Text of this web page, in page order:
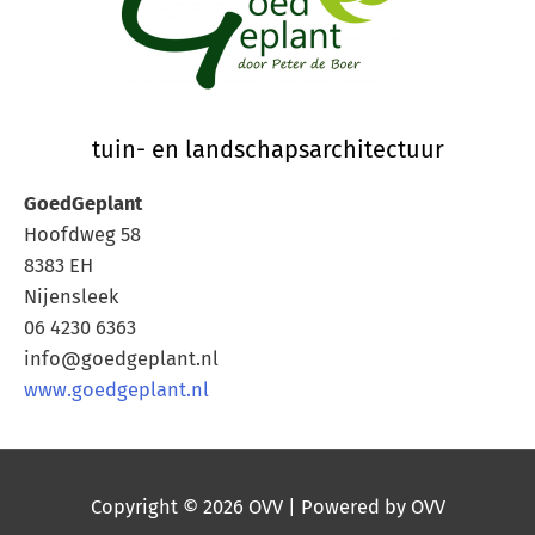
tuin- en landschapsarchitectuur
GoedGeplant
Hoofdweg 58
8383 EH
Nijensleek
06 4230 6363
info@goedgeplant.nl
www.goedgeplant.nl
Copyright © 2026 OVV| Powered by OVV